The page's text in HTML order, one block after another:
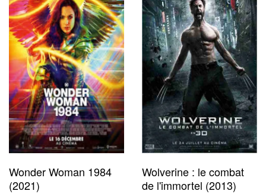
Wonder Woman 1984
(2021)
Wolverine : le combat
de l'immortel (2013)